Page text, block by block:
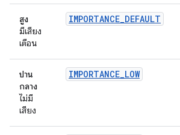
สูง
มีเสียง
เตือน
IMPORTANCE_DEFAULT
ปาน
กลาง
ไม่มี
เสียง
IMPORTANCE_LOW